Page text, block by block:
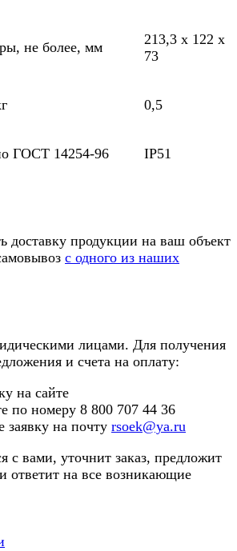
не более, мм
213,3 x 122 x
73
0,5
ГОСТ 14254-96 IP51
доставку продукции на ваш объект
с одного из наших
лицами. Для получения
и счета на оплату:
на сайте
по номеру 8 800 707 44 36
заявку на почту rsoek@ya.ru
с вами, уточнит заказ, предложит
ответит на все возникающие